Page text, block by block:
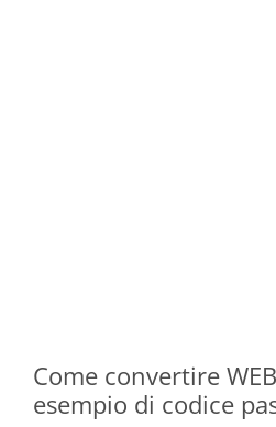
Come convertire
esempio di codice